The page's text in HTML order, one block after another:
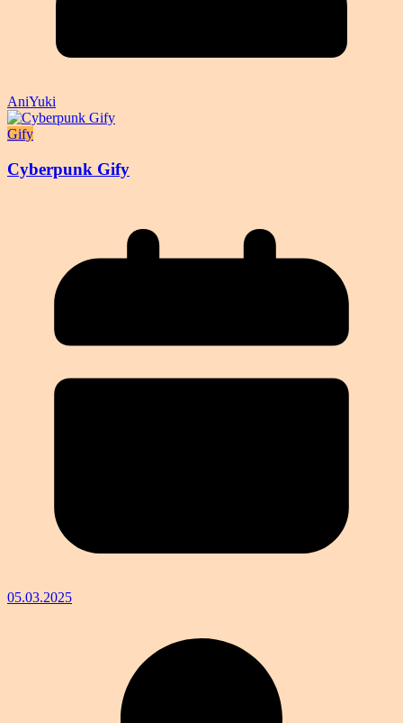
AniYuki
Gify
Cyberpunk Gify
05.03.2025